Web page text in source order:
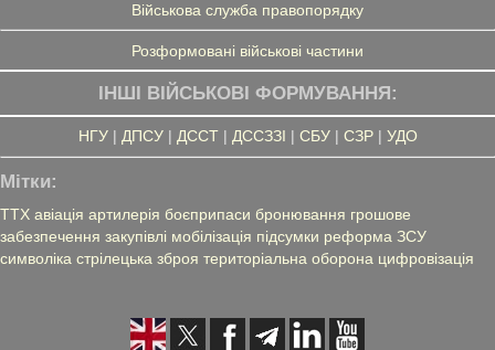
Військова служба правопорядку
Розформовані військові частини
ІНШІ ВІЙСЬКОВІ ФОРМУВАННЯ:
НГУ| ДПСУ| ДССТ| ДССЗЗІ | СБУ| СЗР| УДО
Мітки:
ТТХ авіація артилерія боєприпаси бронювання грошове
забезпечення закупівлі мобілізація підсумки реформа ЗСУ
символіка стрілецька зброя територіальна оборона цифровізація